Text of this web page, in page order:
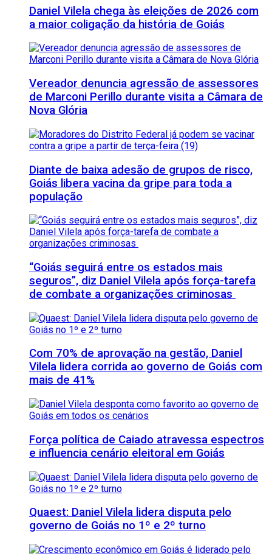
Daniel Vilela chega às eleições de 2026 com
a maior coligação da história de Goiás
Vereador denuncia agressão de assessores
de Marconi Perillo durante visita a Câmara de
Nova Glória
Diante de baixa adesão de grupos de risco,
Goiás libera vacina da gripe para toda a
população
“Goiás seguirá entre os estados mais
seguros”, diz Daniel Vilela após força-tarefa
de combate a organizações criminosas
Com 70% de aprovação na gestão, Daniel
Vilela lidera corrida ao governo de Goiás com
mais de 41%
Força política de Caiado atravessa espectros
e influencia cenário eleitoral em Goiás
Quaest: Daniel Vilela lidera disputa pelo
governo de Goiás no 1º e 2º turno